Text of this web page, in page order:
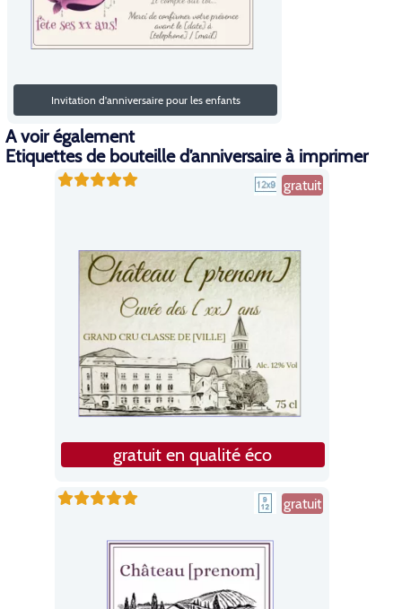
Invitation d'anniversaire pour les enfants
A voir également
Etiquettes de bouteille d’anniversaire à imprimer
gratuit
gratuit en qualité éco
gratuit